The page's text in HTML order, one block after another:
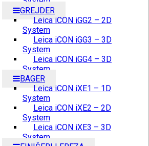
GREJDER
Leica iCON iGG2 – 2D
System
Leica iCON iGG3 – 3D
System
Leica iCON iGG4 – 3D
System
BAGER
Leica iCON iXE1 – 1D
System
Leica iCON iXE2 – 2D
System
Leica iCON iXE3 – 3D
System